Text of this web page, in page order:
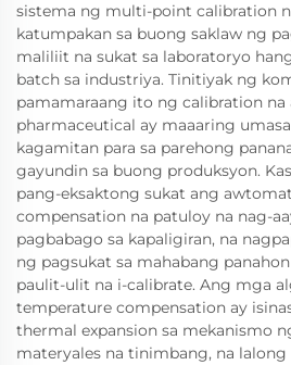
sistema ng multi-point calibration
katumpakan sa buong saklaw ng
maliliit na sukat sa laboratoryo
batch sa industriya. Tinitiyak ng
pamamaraang ito ng calibration
pharmaceutical ay maaaring
kagamitan para sa parehong
gayundin sa buong produksyon.
pang-eksaktong sukat ang
compensation na patuloy na nag-
pagbabago sa kapaligiran, na
ng pagsukat sa mahabang
paulit-ulit na i-calibrate. Ang mga
temperature compensation ay
thermal expansion sa mekanismo
materyales na tinimbang, na lalong